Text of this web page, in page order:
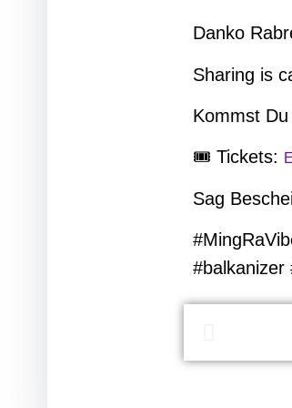
Danko
Sharing is
Kommst
🎟 Tickets:
Sag
#balkanizer